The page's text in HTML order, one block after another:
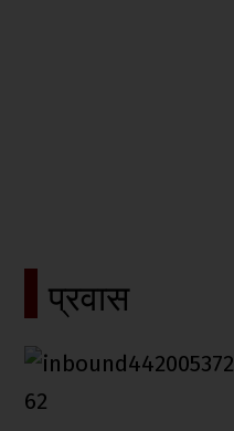
प्रवास